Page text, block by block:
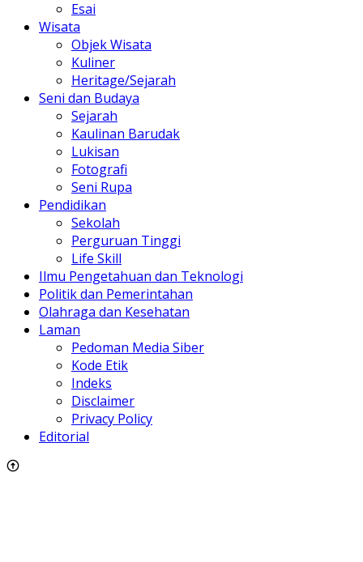
Esai
Wisata
Objek Wisata
Kuliner
Heritage/Sejarah
Seni dan Budaya
Sejarah
Kaulinan Barudak
Lukisan
Fotografi
Seni Rupa
Pendidikan
Sekolah
Perguruan Tinggi
Life Skill
Ilmu Pengetahuan dan Teknologi
Politik dan Pemerintahan
Olahraga dan Kesehatan
Laman
Pedoman Media Siber
Kode Etik
Indeks
Disclaimer
Privacy Policy
Editorial